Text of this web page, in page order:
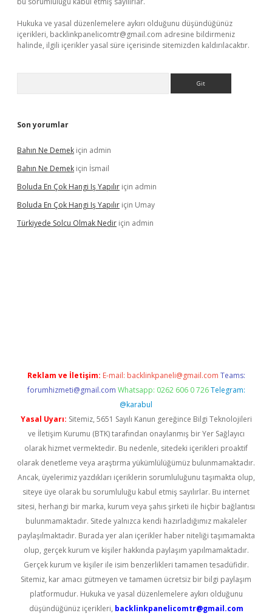
Hukuka ve yasal düzenlemelere aykırı olduğunu düşündüğünüz
içerikleri, backlinkpanelicomtr@gmail.com adresine bildirmeniz
halinde, ilgili içerikler yasal süre içerisinde sitemizden kaldırılacaktır.
Son yorumlar
Bahın Ne Demek için admin
Bahın Ne Demek için İsmail
Boluda En Çok Hangi Iş Yapılır için admin
Boluda En Çok Hangi Iş Yapılır için Umay
Türkiyede Solcu Olmak Nedir için admin
Reklam ve İletişim: E-mail: backlinkpaneli@gmail.com Teams:
forumhizmeti@gmail.com Whatsapp: 0262 606 0 726 Telegram:
@karabul
Yasal Uyarı: Sitemiz, 5651 Sayılı Kanun gereğince Bilgi Teknolojileri
ve İletişim Kurumu (BTK) tarafından onaylanmış bir Yer Sağlayıcı
olarak hizmet vermektedir. Bu nedenle, sitedeki içerikleri proaktif
olarak denetleme veya araştırma yükümlülüğümüz bulunmamaktadır.
Ancak, üyelerimiz yazdıkları içeriklerin sorumluluğunu taşımakta olup,
siteye üye olarak bu sorumluluğu kabul etmiş sayılırlar. Bu internet
sitesi, herhangi bir marka, kurum veya şahıs şirketi ile hiçbir bağlantısı
bulunmamaktadır. Sitede yalnızca kendi hazırladığımız makaleler
paylaşılmaktadır. Burada yer alan içerikler haber niteliği taşımamakta
olup, gerçek kurum ve kişiler hakkında paylaşım yapılmamaktadır.
Gerçek kurum ve kişiler ile isim benzerlikleri tamamen tesadüfidir.
Sitemiz, kar amacı gütmeyen ve tamamen ücretsiz bir bilgi paylaşım
platformudur. Hukuka ve yasal düzenlemelere aykırı olduğunu
düşündüğünüz içerikleri, backlinkpanelicomtr@gmail.com